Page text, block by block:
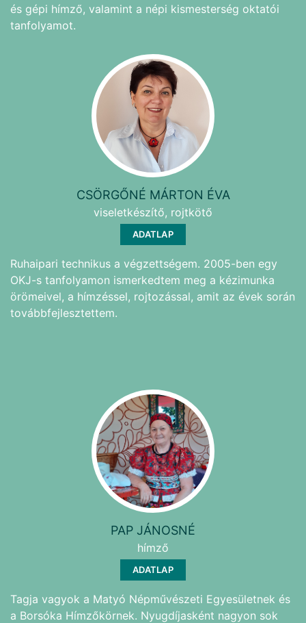
és gépi hímző, valamint a népi kismesterség oktatói
tanfolyamot.
CSÖRGŐNÉ MÁRTON ÉVA
viseletkészítő, rojtkötő
ADATLAP
Ruhaipari technikus a végzettségem. 2005-ben egy
OKJ-s tanfolyamon ismerkedtem meg a kézimunka
örömeivel, a hímzéssel, rojtozással, amit az évek során
továbbfejlesztettem.
PAP JÁNOSNÉ
hímző
ADATLAP
Tagja vagyok a Matyó Népművészeti Egyesületnek és
a Borsóka Hímzőkörnek. Nyugdíjasként nagyon sok